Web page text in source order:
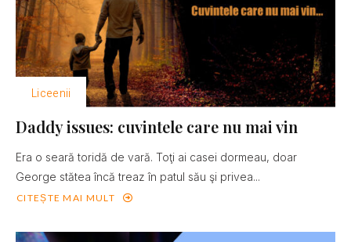
Liceenii
Daddy issues: cuvintele care nu mai vin
Era o seară toridă de vară. Toţi ai casei dormeau, doar
George stătea încă treaz în patul său şi privea...
CITEȘTE MAI MULT